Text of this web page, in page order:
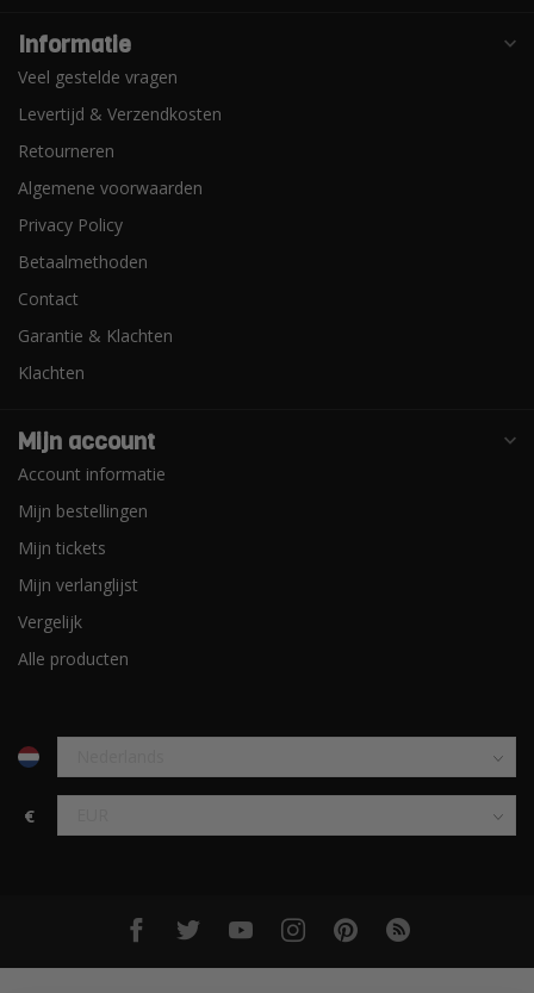
Informatie
Veel gestelde vragen
Levertijd & Verzendkosten
Retourneren
Algemene voorwaarden
Privacy Policy
Betaalmethoden
Contact
Garantie & Klachten
Klachten
Mijn account
Account informatie
Mijn bestellingen
Mijn tickets
Mijn verlanglijst
Vergelijk
Alle producten
€